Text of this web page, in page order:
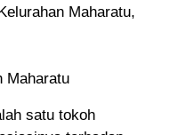
Maharatu,
Maharatu
satu tokoh